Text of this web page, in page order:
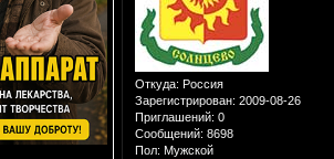
Откуда: Россия
Зарегистрирован: 2009-08-26
Приглашений: 0
Сообщений: 8698
Пол: Мужской